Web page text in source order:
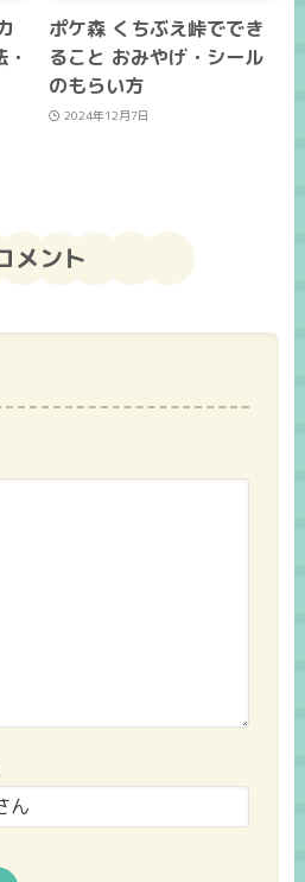
ポケ森 くちぶえ峠ででき
ること おみやげ・シール
のもらい方
2024年12月7日
メント